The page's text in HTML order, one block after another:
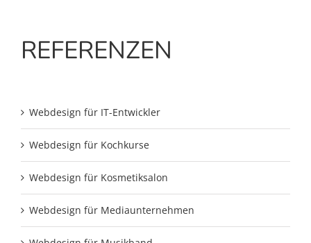
REFERENZEN
Webdesign für IT-Entwickler
Webdesign für Kochkurse
Webdesign für Kosmetiksalon
Webdesign für Mediaunternehmen